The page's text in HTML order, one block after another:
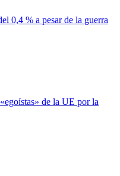
0,4 % a pesar de la guerra
de la UE por la